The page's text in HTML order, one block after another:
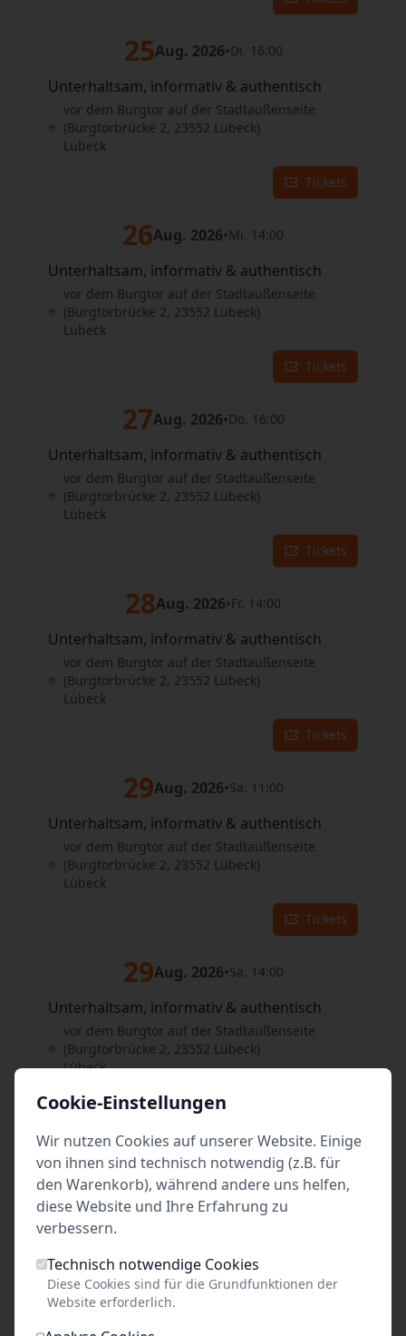
25Aug. 2026•Di. 16:00
Unterhaltsam, informativ & authentisch
vor dem Burgtor auf der Stadtaußenseite
(Burgtorbrücke 2, 23552 Lübeck)
Lübeck
Tickets
26Aug. 2026•Mi. 14:00
Unterhaltsam, informativ & authentisch
vor dem Burgtor auf der Stadtaußenseite
(Burgtorbrücke 2, 23552 Lübeck)
Lübeck
Tickets
27Aug. 2026•Do. 16:00
Unterhaltsam, informativ & authentisch
vor dem Burgtor auf der Stadtaußenseite
(Burgtorbrücke 2, 23552 Lübeck)
Lübeck
Tickets
28Aug. 2026•Fr. 14:00
Unterhaltsam, informativ & authentisch
vor dem Burgtor auf der Stadtaußenseite
(Burgtorbrücke 2, 23552 Lübeck)
Lübeck
Tickets
29Aug. 2026•Sa. 11:00
Unterhaltsam, informativ & authentisch
vor dem Burgtor auf der Stadtaußenseite
(Burgtorbrücke 2, 23552 Lübeck)
Lübeck
Tickets
29Aug. 2026•Sa. 14:00
Unterhaltsam, informativ & authentisch
vor dem Burgtor auf der Stadtaußenseite
(Burgtorbrücke 2, 23552 Lübeck)
Lübeck
29Aug. 2026•Sa. 16:00
Unterhaltsam, informativ & authentisch
vor dem Burgtor auf der Stadtaußenseite
(Burgtorbrücke 2, 23552 Lübeck)
Tickets
Cookie-Einstellungen
Wir nutzen Cookies auf unserer Website. Einige
von ihnen sind technisch notwendig (z.B. für
den Warenkorb), während andere uns helfen,
diese Website und Ihre Erfahrung zu
verbessern.
Technisch notwendige Cookies
Diese Cookies sind für die Grundfunktionen der
Website erforderlich.